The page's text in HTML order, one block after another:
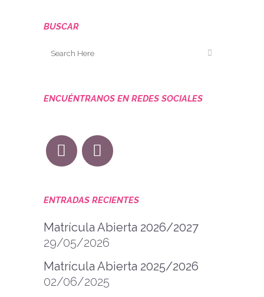
BUSCAR
ENCUÉNTRANOS EN REDES SOCIALES
ENTRADAS RECIENTES
Matrícula Abierta 2026/2027
29/05/2026
Matrícula Abierta 2025/2026
02/06/2025